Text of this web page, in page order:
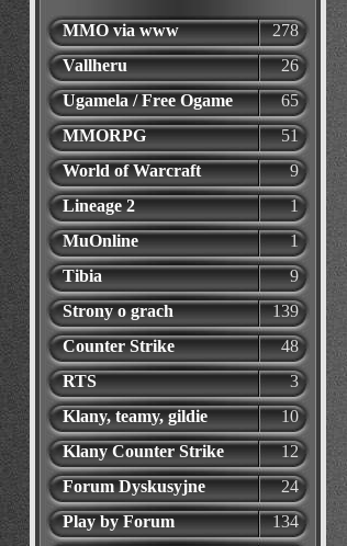
MMO via www
278
Vallheru
26
Ugamela / Free Ogame
65
MMORPG
51
World of Warcraft
9
Lineage 2
1
MuOnline
1
Tibia
9
Strony o grach
139
Counter Strike
48
RTS
3
Klany, teamy, gildie
10
Klany Counter Strike
12
Forum Dyskusyjne
24
Play by Forum
134